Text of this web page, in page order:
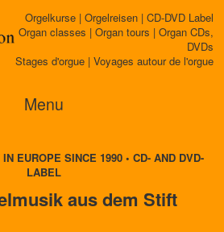
Orgelkurse | Orgelreisen | CD-DVD Label
Organ classes | Organ tours | Organ CDs,
DVDs
Stages d'orgue | Voyages autour de l'orgue
Menu
EUROPE SINCE 1990 • CD- AND DVD-
LABEL
aus dem Stift